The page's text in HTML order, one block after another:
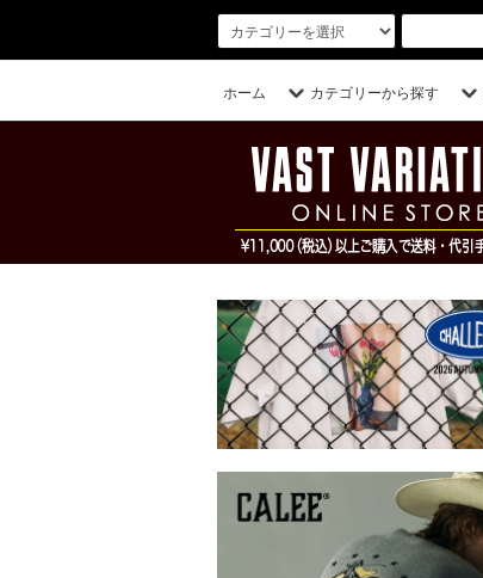
ホーム カテゴリーから探す